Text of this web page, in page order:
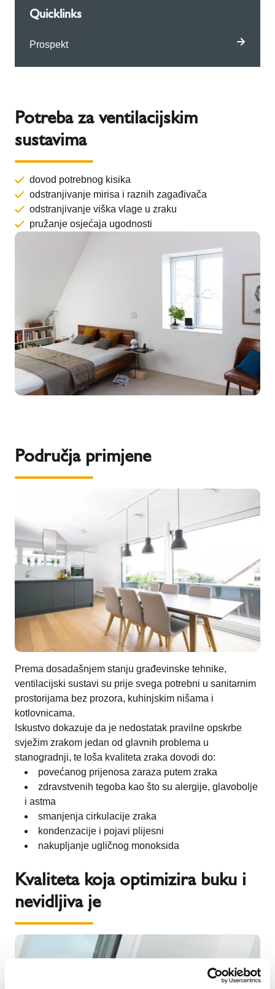
Quicklinks
Prospekt
Potreba za ventilacijskim
sustavima
dovod potrebnog kisika
odstranjivanje mirisa i raznih zagađivača
odstranjivanje viška vlage u zraku
pružanje osjećaja ugodnosti
Područja primjene
Prema dosadašnjem stanju građevinske tehnike,
ventilacijski sustavi su prije svega potrebni u sanitarnim
prostorijama bez prozora, kuhinjskim nišama i
kotlovnicama.
Iskustvo dokazuje da je nedostatak pravilne opskrbe
svježim zrakom jedan od glavnih problema u
stanogradnji, te loša kvaliteta zraka dovodi do:
povećanog prijenosa zaraza putem zraka
zdravstvenih tegoba kao što su alergije, glavobolje
i astma
smanjenja cirkulacije zraka
kondenzacije i pojavi plijesni
nakupljanje ugličnog monoksida
Kvaliteta koja optimizira buku i
nevidljiva je